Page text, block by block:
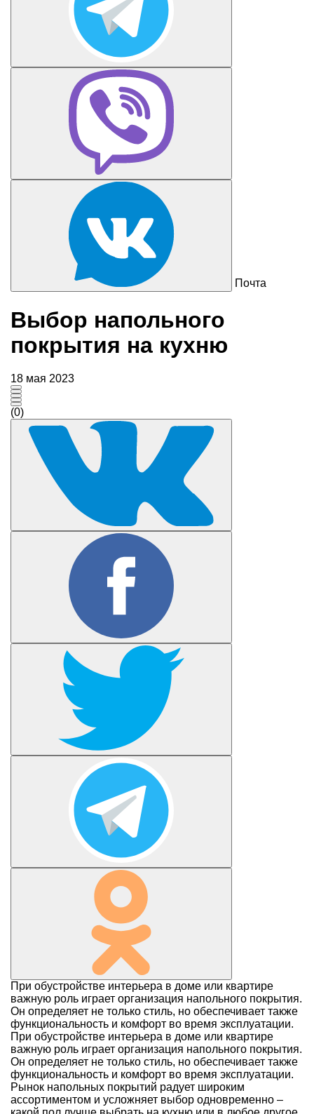
Почта
Выбор напольного
покрытия на кухню
18 мая 2023
(0)
При обустройстве интерьера в доме или квартире
важную роль играет организация напольного покрытия.
Он определяет не только стиль, но обеспечивает также
функциональность и комфорт во время эксплуатации.
При обустройстве интерьера в доме или квартире
важную роль играет организация напольного покрытия.
Он определяет не только стиль, но обеспечивает также
функциональность и комфорт во время эксплуатации.
Рынок напольных покрытий радует широким
ассортиментом и усложняет выбор одновременно –